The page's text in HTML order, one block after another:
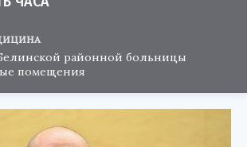
районной больницы
помещения